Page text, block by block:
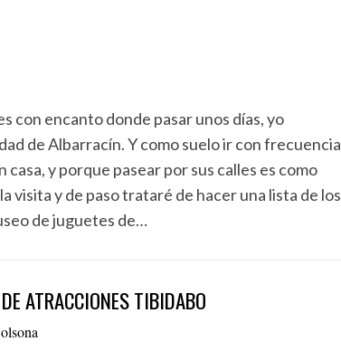
con encanto donde pasar unos días, yo
de Albarracín. Y como suelo ir con frecuencia
y porque pasear por sus calles es como
y de paso trataré de hacer una lista de los
de juguetes de…
ATRACCIONES TIBIDABO